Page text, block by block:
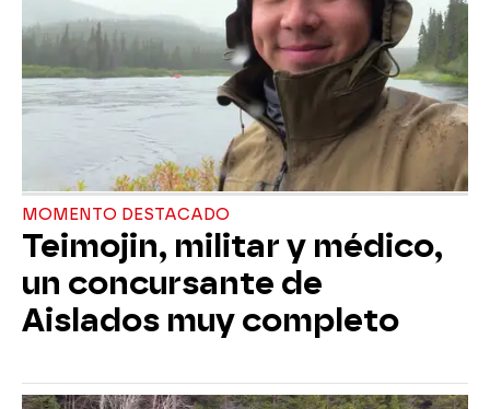
MOMENTO DESTACADO
Teimojin, militar y médico,
un concursante de
Aislados muy completo